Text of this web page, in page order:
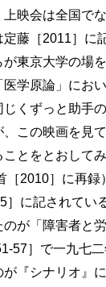
映会は全国で
藤［2011］に
東京大学の場
学原論」にお
くずっと助手
この映画を見
とをとおして
［2010］に再録
］に記されてい
が「障害者と
57］で一九七二
『シナリオ』